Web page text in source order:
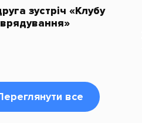
зустріч «Клубу
все